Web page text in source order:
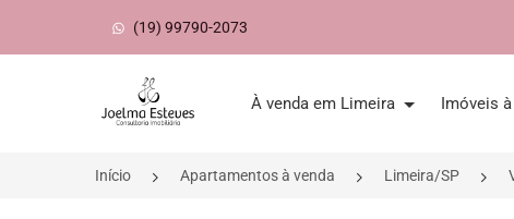
(19) 99790-2073
Página inicial
À venda em Limeira Imóveis
Início Apartamentos à venda Limeira/SP